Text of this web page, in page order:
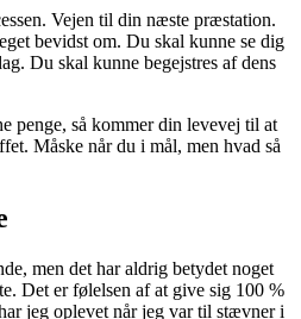
Vejen til din næste præstation.
bevidst om. Du skal kunne se dig
Du skal kunne begejstres af dens
penge, så kommer din levevej til at
Måske når du i mål, men hvad så
men det har aldrig betydet noget
Det er følelsen af at give sig 100 %
jeg oplevet når jeg var til stævner i